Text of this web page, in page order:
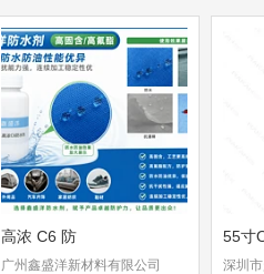
高浓 C6 防
广州鑫盛洋新材料有限公司
55寸
深圳